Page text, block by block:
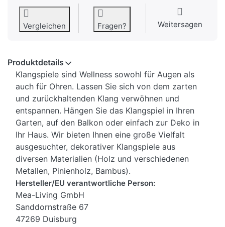
Vergleichen Fragen? Weitersagen
Produktdetails
Klangspiele sind Wellness sowohl für Augen als
auch für Ohren. Lassen Sie sich von dem zarten
und zurückhaltenden Klang verwöhnen und
entspannen. Hängen Sie das Klangspiel in Ihren
Garten, auf den Balkon oder einfach zur Deko in
Ihr Haus. Wir bieten Ihnen eine große Vielfalt
ausgesuchter, dekorativer Klangspiele aus
diversen Materialien (Holz und verschiedenen
Metallen, Pinienholz, Bambus).
Hersteller/EU verantwortliche Person:
Mea-Living GmbH
Sanddornstraße 67
47269 Duisburg